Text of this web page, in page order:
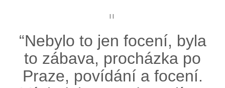
II
“Nebylo to jen focení, byla
to zábava, procházka po
Praze, povídání a focení.